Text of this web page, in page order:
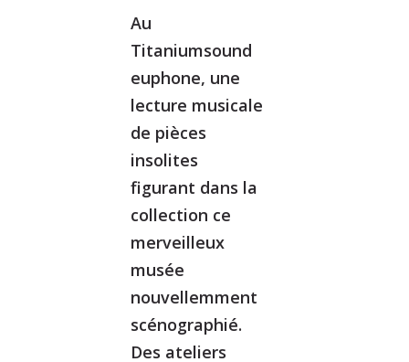
Au
Titaniumsound
euphone, une
lecture musicale
de pièces
insolites
figurant dans la
collection ce
merveilleux
musée
nouvellemment
scénographié.
Des ateliers